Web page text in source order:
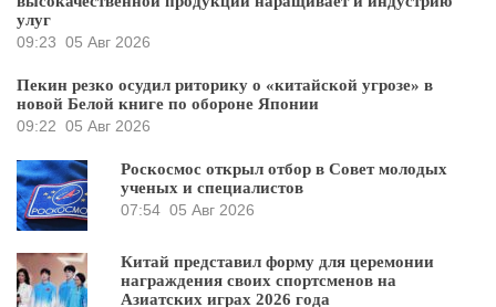
улуг
09:23 05 Авг 2026
Пекин резко осудил риторику о «китайской угрозе» в
новой Белой книге по обороне Японии
09:22 05 Авг 2026
Роскосмос открыл отбор в Совет молодых
ученых и специалистов
07:54 05 Авг 2026
Китай представил форму для церемонии
награждения своих спортсменов на
Азиатских играх 2026 года